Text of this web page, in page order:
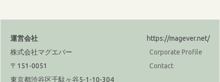
運営会社
株式会社マグエバー
〒151-0051
東京都渋谷区千駄ヶ谷5-1-10-304
https://magever.net/
Corporate Profile
Contact